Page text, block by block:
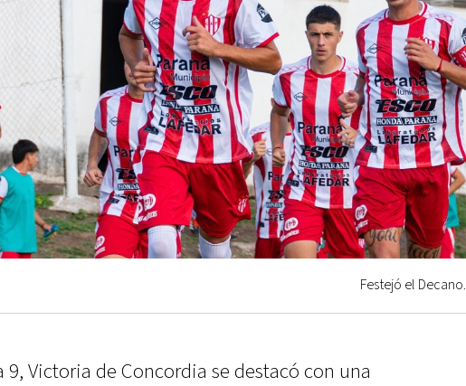
Festejó el Decano.
9, Victoria de Concordia se destacó con una